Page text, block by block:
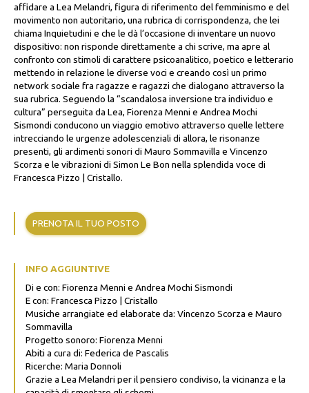
affidare a Lea Melandri, figura di riferimento del femminismo e del
movimento non autoritario, una rubrica di corrispondenza, che lei
chiama Inquietudini e che le dà l’occasione di inventare un nuovo
dispositivo: non risponde direttamente a chi scrive, ma apre al
confronto con stimoli di carattere psicoanalitico, poetico e letterario
mettendo in relazione le diverse voci e creando così un primo
network sociale fra ragazze e ragazzi che dialogano attraverso la
sua rubrica. Seguendo la “scandalosa inversione tra individuo e
cultura” perseguita da Lea, Fiorenza Menni e Andrea Mochi
Sismondi conducono un viaggio emotivo attraverso quelle lettere
intrecciando le urgenze adolescenziali di allora, le risonanze
presenti, gli ardimenti sonori di Mauro Sommavilla e Vincenzo
Scorza e le vibrazioni di Simon Le Bon nella splendida voce di
Francesca Pizzo | Cristallo.
PRENOTA IL TUO POSTO
INFO AGGIUNTIVE
Di e con: Fiorenza Menni e Andrea Mochi Sismondi
E con: Francesca Pizzo | Cristallo
Musiche arrangiate ed elaborate da: Vincenzo Scorza e Mauro
Sommavilla
Progetto sonoro: Fiorenza Menni
Abiti a cura di: Federica de Pascalis
Ricerche: Maria Donnoli
Grazie a Lea Melandri per il pensiero condiviso, la vicinanza e la